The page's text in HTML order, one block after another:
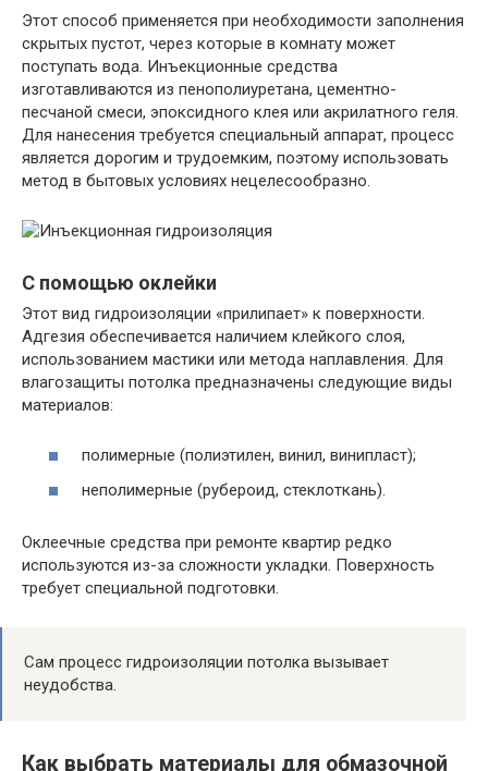
Этот способ применяется при необходимости заполнения
скрытых пустот, через которые в комнату может
поступать вода. Инъекционные средства
изготавливаются из пенополиуретана, цементно-
песчаной смеси, эпоксидного клея или акрилатного геля.
Для нанесения требуется специальный аппарат, процесс
является дорогим и трудоемким, поэтому использовать
метод в бытовых условиях нецелесообразно.
С помощью оклейки
Этот вид гидроизоляции «прилипает» к поверхности.
Адгезия обеспечивается наличием клейкого слоя,
использованием мастики или метода наплавления. Для
влагозащиты потолка предназначены следующие виды
материалов:
полимерные (полиэтилен, винил, винипласт);
неполимерные (рубероид, стеклоткань).
Оклеечные средства при ремонте квартир редко
используются из-за сложности укладки. Поверхность
требует специальной подготовки.
Сам процесс гидроизоляции потолка вызывает
неудобства.
Как выбрать материалы для обмазочной